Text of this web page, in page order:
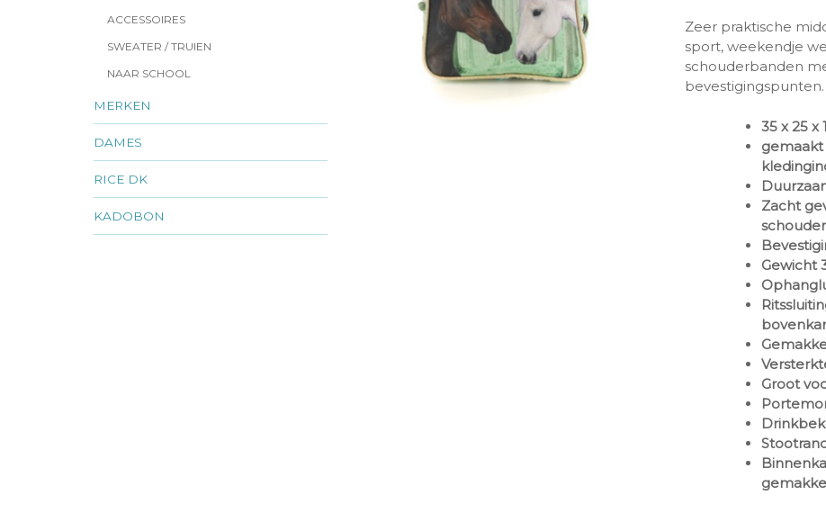
ACCESSOIRES
SWEATER / TRUIEN
NAAR SCHOOL
MERKEN
DAMES
RICE DK
KADOBON
Zeer praktische
sport, weekendje
schouderbanden
35 x 25 x
Zacht
Gewicht
Groot